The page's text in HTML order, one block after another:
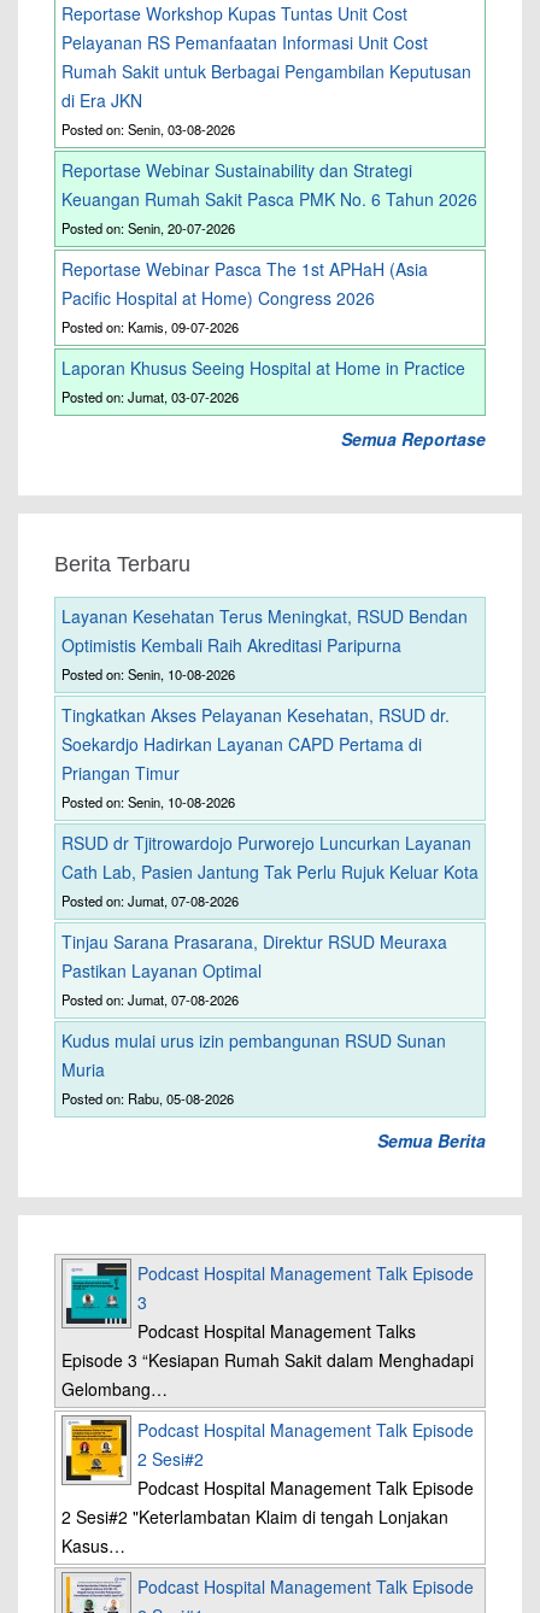
Reportase Workshop Kupas Tuntas Unit Cost
Pelayanan RS Pemanfaatan Informasi Unit Cost
Rumah Sakit untuk Berbagai Pengambilan Keputusan
di Era JKN
Posted on: Senin, 03-08-2026
Reportase Webinar Sustainability dan Strategi
Keuangan Rumah Sakit Pasca PMK No. 6 Tahun 2026
Posted on: Senin, 20-07-2026
Reportase Webinar Pasca The 1st APHaH (Asia
Pacific Hospital at Home) Congress 2026
Posted on: Kamis, 09-07-2026
Laporan Khusus Seeing Hospital at Home in Practice
Posted on: Jumat, 03-07-2026
Semua Reportase
Berita Terbaru
Layanan Kesehatan Terus Meningkat, RSUD Bendan
Optimistis Kembali Raih Akreditasi Paripurna
Posted on: Senin, 10-08-2026
Tingkatkan Akses Pelayanan Kesehatan, RSUD dr.
Soekardjo Hadirkan Layanan CAPD Pertama di
Priangan Timur
Posted on: Senin, 10-08-2026
RSUD dr Tjitrowardojo Purworejo Luncurkan Layanan
Cath Lab, Pasien Jantung Tak Perlu Rujuk Keluar Kota
Posted on: Jumat, 07-08-2026
Tinjau Sarana Prasarana, Direktur RSUD Meuraxa
Pastikan Layanan Optimal
Posted on: Jumat, 07-08-2026
Kudus mulai urus izin pembangunan RSUD Sunan
Muria
Posted on: Rabu, 05-08-2026
Semua Berita
Podcast Hospital Management Talk Episode
3
Podcast Hospital Management Talks
Episode 3 “Kesiapan Rumah Sakit dalam Menghadapi
Gelombang…
Podcast Hospital Management Talk Episode
2 Sesi#2
Podcast Hospital Management Talk Episode
2 Sesi#2 "Keterlambatan Klaim di tengah Lonjakan
Kasus…
Podcast Hospital Management Talk Episode